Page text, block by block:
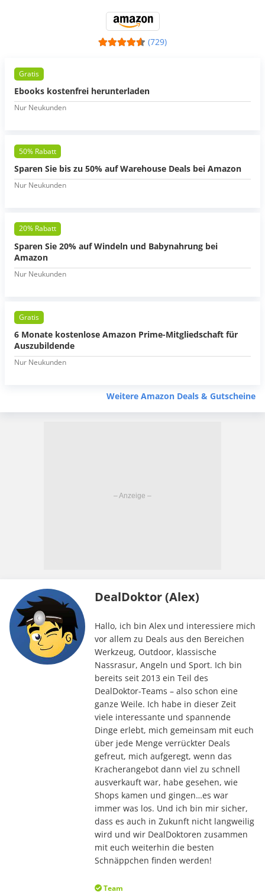
(729)
Gratis
Ebooks kostenfrei herunterladen
Nur Neukunden
50% Rabatt
Sparen Sie bis zu 50% auf Warehouse Deals bei Amazon
Nur Neukunden
20% Rabatt
Sparen Sie 20% auf Windeln und Babynahrung bei
Amazon
Nur Neukunden
Gratis
6 Monate kostenlose Amazon Prime-Mitgliedschaft für
Auszubildende
Nur Neukunden
Weitere Amazon Deals & Gutscheine
DealDoktor (Alex)
Hallo, ich bin Alex und interessiere mich
vor allem zu Deals aus den Bereichen
Werkzeug, Outdoor, klassische
Nassrasur, Angeln und Sport. Ich bin
bereits seit 2013 ein Teil des
DealDoktor-Teams – also schon eine
ganze Weile. Ich habe in dieser Zeit
viele interessante und spannende
Dinge erlebt, mich gemeinsam mit euch
über jede Menge verrückter Deals
gefreut, mich aufgeregt, wenn das
Kracherangebot dann viel zu schnell
ausverkauft war, habe gesehen, wie
Shops kamen und gingen…es war
immer was los. Und ich bin mir sicher,
dass es auch in Zukunft nicht langweilig
wird und wir DealDoktoren zusammen
mit euch weiterhin die besten
Schnäppchen finden werden!
Team